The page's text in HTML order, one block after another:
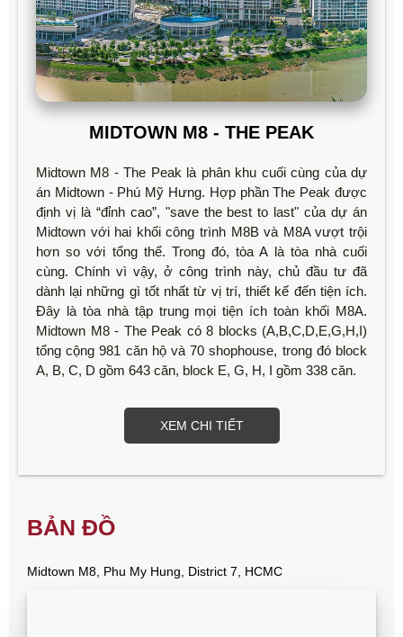
MIDTOWN M8 - THE PEAK
Midtown M8 - The Peak là phân khu cuối cùng của dự
án Midtown - Phú Mỹ Hưng. Hợp phần The Peak được
định vị là “đỉnh cao”, "save the best to last" của dự án
Midtown với hai khối công trình M8B và M8A vượt trội
hơn so với tổng thể. Trong đó, tòa A là tòa nhà cuối
cùng. Chính vì vậy, ở công trình này, chủ đầu tư đã
dành lại những gì tốt nhất từ vị trí, thiết kế đến tiện ích.
Đây là tòa nhà tập trung mọi tiện ích toàn khối M8A.
Midtown M8 - The Peak có 8 blocks (A,B,C,D,E,G,H,I)
tổng cộng 981 căn hộ và 70 shophouse, trong đó block
A, B, C, D gồm 643 căn, block E, G, H, I gồm 338 căn.
XEM CHI TIẾT
BẢN ĐỒ
Midtown M8, Phu My Hung, District 7, HCMC